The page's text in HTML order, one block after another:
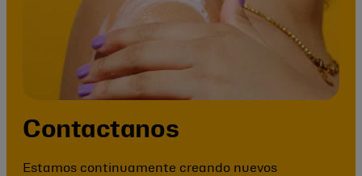
Contactanos
Estamos continuamente creando nuevos